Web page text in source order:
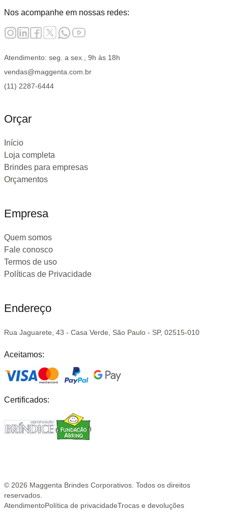
Nos acompanhe em nossas redes:
Atendimento: seg. a sex., 9h às 18h
vendas@maggenta.com.br
(11) 2287-6444
Orçar
Início
Loja completa
Brindes para empresas
Orçamentos
Empresa
Quem somos
Fale conosco
Termos de uso
Políticas de Privacidade
Endereço
Rua Jaguarete, 43 - Casa Verde, São Paulo - SP, 02515-010
Aceitamos:
Certificados:
© 2026 Maggenta Brindes Corporativos. Todos os direitos
reservados.
AtendimentoPolítica de privacidadeTrocas e devoluções